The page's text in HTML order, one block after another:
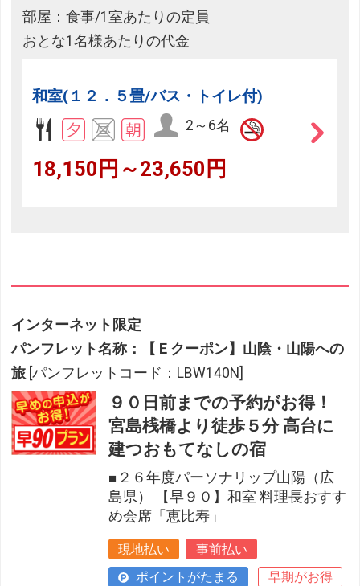
部屋：食事/1室あたりの定員
おとな1名様あたりの代金
和室(１２．５畳/バス・トイレ付)
2～6名
18,150円～23,650円
インターネット限定
パンフレット名称：【Ｅクーポン】山陰・山陽への
旅 [パンフレットコード：LBW140N]
９０日前までの予約がお得！
宮島桟橋より徒歩５分 高台に
建つおもてなしの宿
■２６年度パーソナリップ山陽（広
島県） 【早９０】和室 料理長おすす
め会席「恵比寿」
現地払い
事前払い
ポイントがたまる
早期がお得